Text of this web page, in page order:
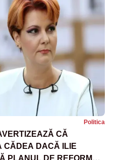
Politica
CĂ
CĂDEA DACĂ ILIE
PLANUL DE REFORMĂ